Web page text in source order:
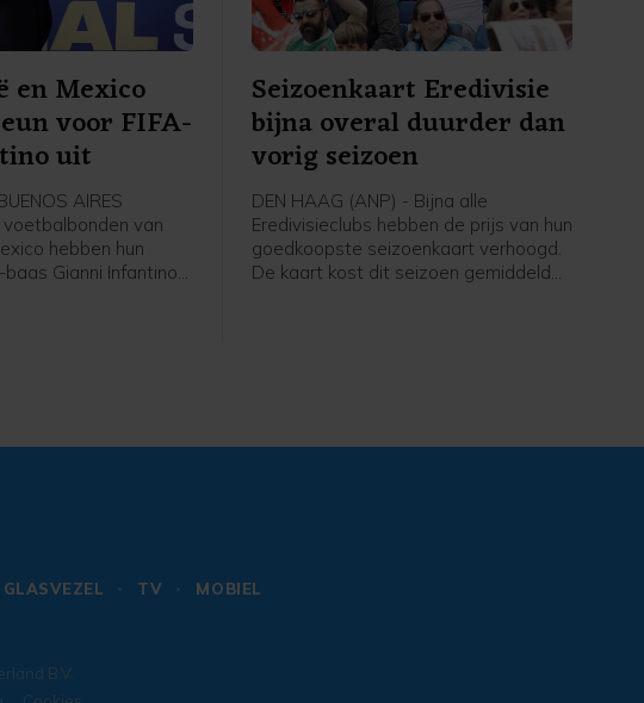
Mexico
voor FIFA-
uit
AIRES
voetbalbonden van
hebben hun
Gianni Infantino
Seizoenkaart Eredivisie
bijna overal duurder dan
vorig seizoen
DEN HAAG (ANP) - Bijna alle
Eredivisieclubs hebben de prijs van hun
goedkoopste seizoenkaart verhoogd.
De kaart kost dit seizoen gemiddeld
GLASVEZEL TV
MOBIEL
B.V.